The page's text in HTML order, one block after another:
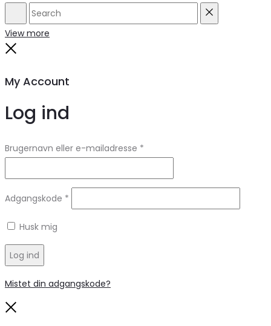
Search
View more
My Account
Log ind
Brugernavn eller e-mailadresse *
Adgangskode *
Husk mig
Log ind
Mistet din adgangskode?